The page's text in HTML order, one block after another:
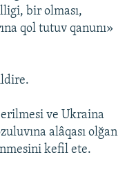
bir olması,
qol tutuv qanunı»
ve Ukraina
alâqası olğan
kefil ete.